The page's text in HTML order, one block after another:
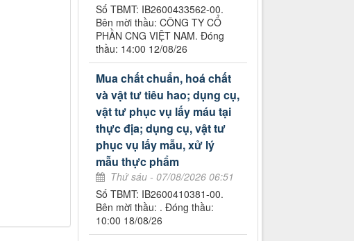
Số TBMT: IB2600433562-00.
Bên mời thầu: CÔNG TY CỔ
PHẦN CNG VIỆT NAM. Đóng
thầu: 14:00 12/08/26
Mua chất chuẩn, hoá chất
và vật tư tiêu hao; dụng cụ,
vật tư phục vụ lấy máu tại
thực địa; dụng cụ, vật tư
phục vụ lấy mẫu, xử lý
mẫu thực phẩm
Thứ sáu - 07/08/2026 06:51
Số TBMT: IB2600410381-00.
Bên mời thầu: . Đóng thầu:
10:00 18/08/26